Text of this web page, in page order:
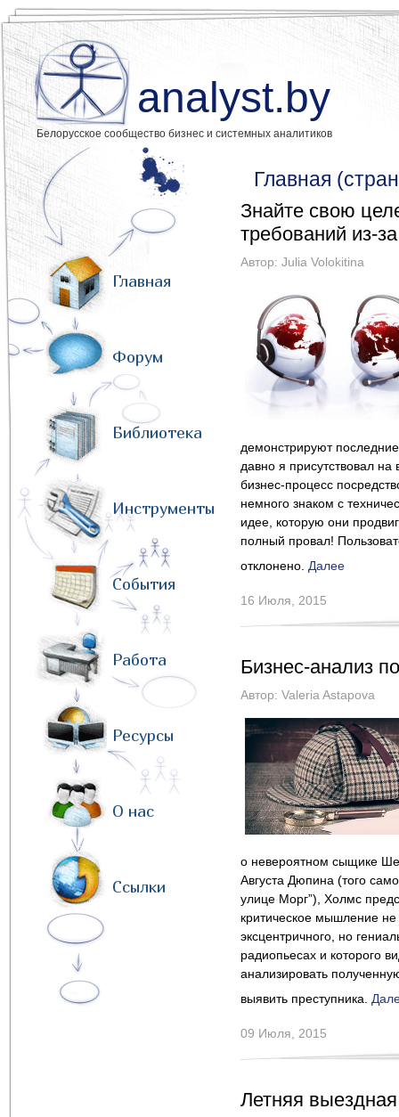
analyst.by
Белорусское сообщество бизнес и системных аналитиков
Главная
Форум
Библиотека
Инструменты
События
Работа
Ресурсы
О нас
Ссылки
Главная
Знайте свою
требований из-
Автор: Julia Volokitina
демонстрируют
давно я присутствовал на
бизнес-процесс
немного знаком с
идее, которую они
полный провал!
отклонено. Далее
16 Июля, 2015
Бизнес-анализ
Автор: Valeria Astapova
о невероятном сыщике
Августа Дюпина (того
улице Морг”), Холмс
критическое мышление
эксцентричного, но
радиопьесах и которого
анализировать
выявить преступника.
09 Июля, 2015
Летняя